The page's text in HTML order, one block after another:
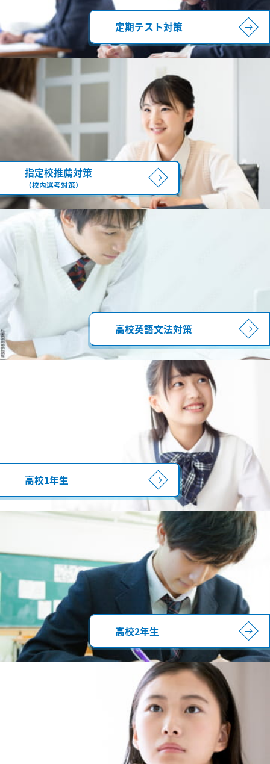
定期テスト対策
指定校推薦対策
（校内選考対策）
高校英語文法対策
高校1年生
高校2年生